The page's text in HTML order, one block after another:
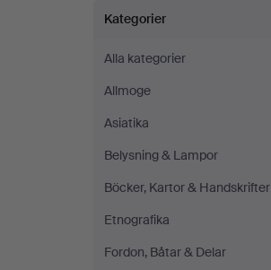
Alla
föremål
på
Kalmar
Auktionsverk
Kategorier
Alla kategorier
Allmoge
Asiatika
Belysning & Lampor
Böcker, Kartor & Handskrifter
Etnografika
Fordon, Båtar & Delar